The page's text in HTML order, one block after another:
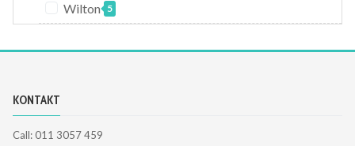
Wilton 5
KONTAKT
Call: 011 3057 459